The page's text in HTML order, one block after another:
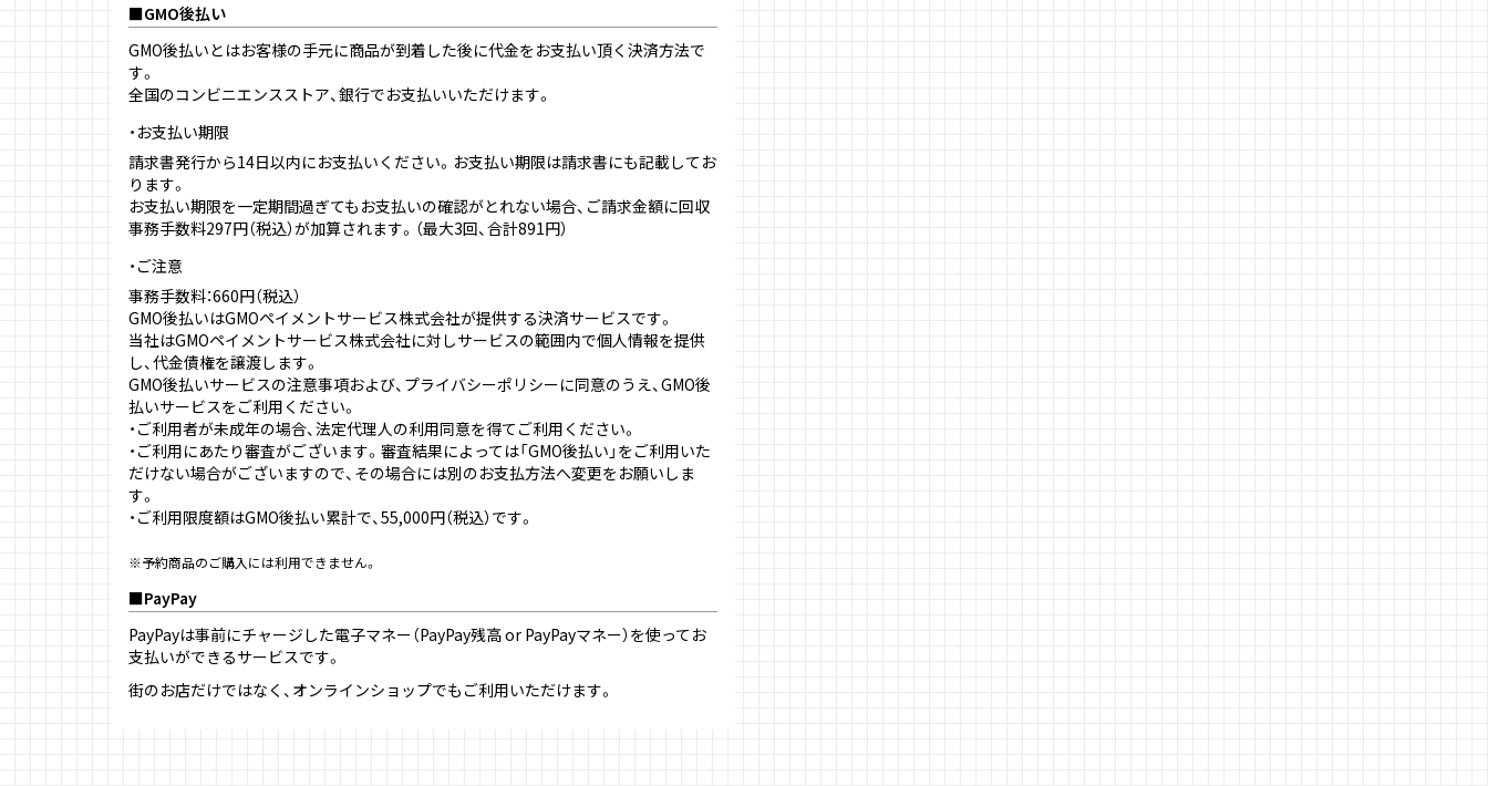
GMO後払い
GMO後払いとはお客様の手元に商品が到着した後に代金をお支払い頂く決済方法で
す。
全国のコンビニエンスストア、銀行でお支払いいただけます。
お支払い期限
請求書発行から14日以内にお支払いください。お支払い期限は請求書にも記載してお
ります。
お支払い期限を一定期間過ぎてもお支払いの確認がとれない場合、ご請求金額に回収
事務手数料297円（税込）が加算されます。（最大3回、合計891円）
ご注意
事務手数料：660円（税込）
GMO後払いはGMOペイメントサービス株式会社が提供する決済サービスです。
当社はGMOペイメントサービス株式会社に対しサービスの範囲内で個人情報を提供
し、代金債権を譲渡します。
GMO後払いサービスの注意事項および、 プライバシーポリシーに同意のうえ、GMO後
払いサービスをご利用ください。
・ご利用者が未成年の場合、法定代理人の利用同意を得てご利用ください。
・ご利用にあたり審査がございます。審査結果によっては「GMO後払い」をご利用いた
だけない場合がございますので、その場合には別のお支払方法へ変更をお願いしま
す。
・ご利用限度額はGMO後払い累計で、55,000円（税込）です。
※予約商品のご購入には利用できません。
PayPay
PayPayは事前にチャージした電子マネー（PayPay残高 or PayPayマネー）を使ってお
支払いができるサービスです。
街のお店だけではなく、オンラインショップでもご利用いただけます。